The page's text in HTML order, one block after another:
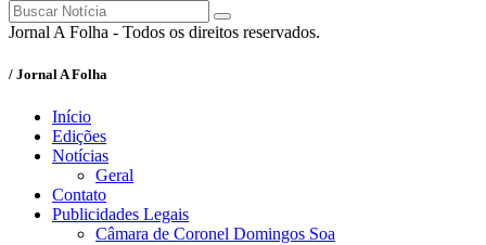
Jornal A Folha - Todos os direitos reservados.
/ Jornal A Folha
Início
Edições
Notícias
Geral
Contato
Publicidades Legais
Câmara de Coronel Domingos Soa